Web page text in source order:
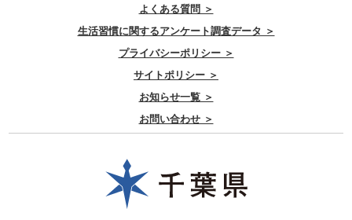
よくある質問 ＞
生活習慣に関するアンケート調査データ ＞
プライバシーポリシー ＞
サイトポリシー ＞
お知らせ一覧 ＞
お問い合わせ ＞